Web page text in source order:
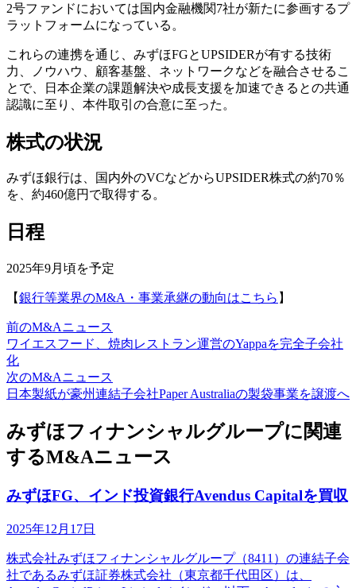
2号ファンドにおいては国内金融機関7社が新たに参画するプ
ラットフォームになっている。
これらの連携を通じ、みずほFGとUPSIDERが有する技術
力、ノウハウ、顧客基盤、ネットワークなどを融合させるこ
とで、日本企業の課題解決や成長支援を加速できるとの共通
認識に至り、本件取引の合意に至った。
株式の状況
みずほ銀行は、国内外のVCなどからUPSIDER株式の約70％
を、約460億円で取得する。
日程
2025年9月頃を予定
【銀行等業界のM&A・事業承継の動向はこちら 】
前のM&Aニュース
ワイエスフード、焼肉レストラン運営のYappaを完全子会社
化
次のM&Aニュース
日本製紙が豪州連結子会社Paper Australiaの製袋事業を譲渡へ
みずほフィナンシャルグループに関連
するM&Aニュース
みずほFG、インド投資銀行Avendus Capitalを買収
2025年12月17日
株式会社みずほフィナンシャルグループ（8411）の連結子会
社であるみずほ証券株式会社（東京都千代田区）は、